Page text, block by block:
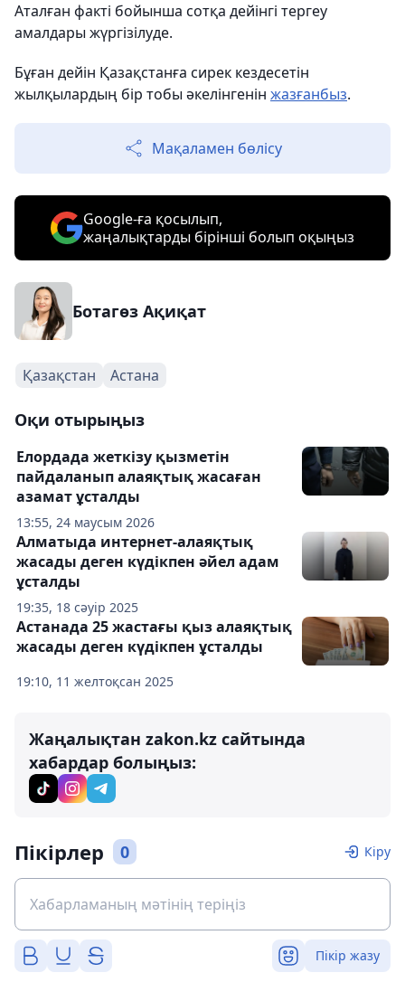
Аталған факті бойынша сотқа дейінгі тергеу
амалдары жүргізілуде.
Бұған дейін Қазақстанға сирек кездесетін
жылқылардың бір тобы әкелінгенін жазғанбыз.
Мақаламен бөлісу
Google-ға қосылып,
жаңалықтарды бірінші болып оқыңыз
Ботагөз Ақиқат
Қазақстан Астана
Оқи отырыңыз
13:55, 24 маусым 2026
Елордада жеткізу қызметін
пайдаланып алаяқтық жасаған
азамат ұсталды
19:35, 18 сәуір 2025
Алматыда интернет-алаяқтық
жасады деген күдікпен әйел адам
ұсталды
19:10, 11 желтоқсан 2025
Астанада 25 жастағы қыз алаяқтық
жасады деген күдікпен ұсталды
Жаңалықтан zakon.kz сайтында
хабардар болыңыз:
Пікірлер 0 Кіру
Пікір жазу